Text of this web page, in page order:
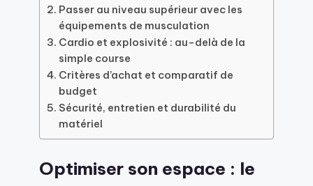
Passer au niveau supérieur avec les
équipements de musculation
Cardio et explosivité : au-delà de la
simple course
Critères d’achat et comparatif de
budget
Sécurité, entretien et durabilité du
matériel
Optimiser son espace : le